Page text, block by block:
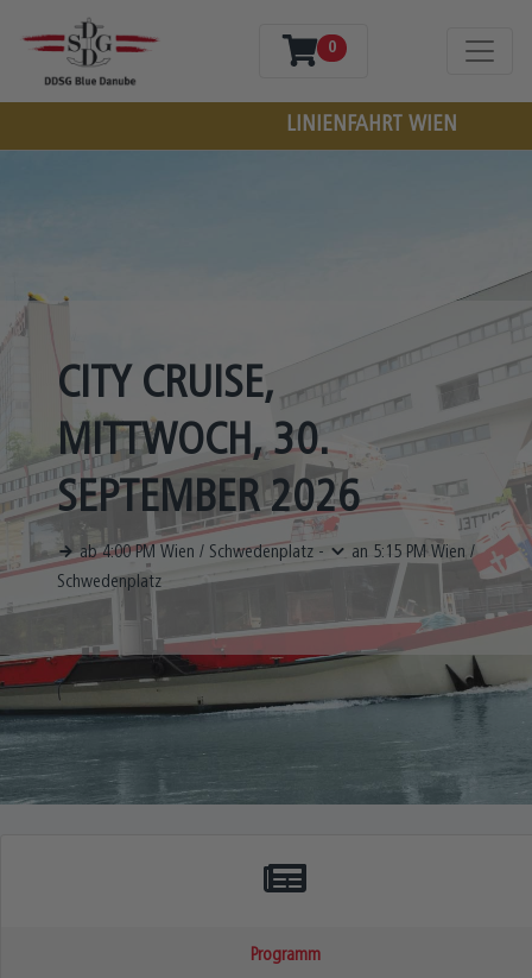
0
LINIENFAHRT WIEN
CITY CRUISE,
MITTWOCH, 30.
SEPTEMBER 2026
ab4:00 PM Wien / Schwedenplatz - an 5:15 PM Wien /
Schwedenplatz
Programm